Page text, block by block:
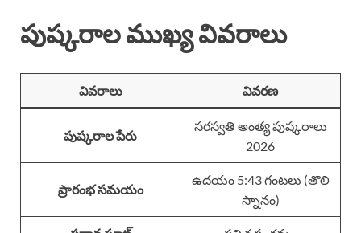
పుష్కరాల ముఖ్య వివరాలు
వివరాలు వివరణ
పుష్కరాల పేరు
సరస్వతి అంత్య పుష్కరాలు
2026
ప్రారంభ సమయం
ఉదయం 5:43 గంటలు (తొలి
స్నానం)